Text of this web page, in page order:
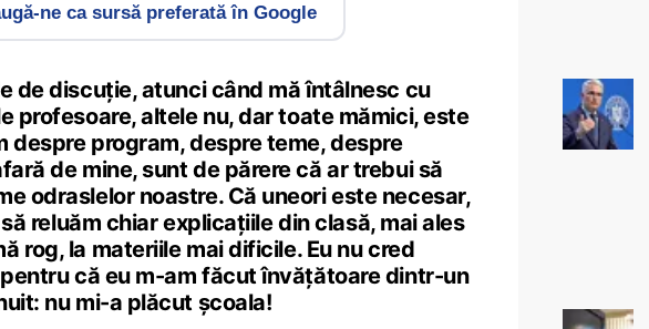
ne ca sursă preferată în Google
de discuţie, atunci când mă întâlnesc cu
profesoare, altele nu, dar toate mămici, este
despre program, despre teme, despre
de mine, sunt de părere că ar trebui să
odraslelor noastre. Că uneori este necesar,
reluăm chiar explicaţiile din clasă, mai ales
rog, la materiile mai dificile. Eu nu cred
că eu m-am făcut învăţătoare dintr-un
nu mi-a plăcut şcoala!